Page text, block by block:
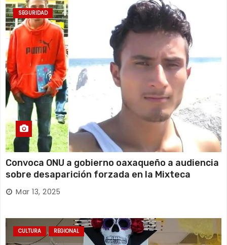
SEGURIDAD
Convoca ONU a gobierno oaxaqueño a audiencia
sobre desaparición forzada en la Mixteca
Mar 13, 2025
CULTURA REGIONAL